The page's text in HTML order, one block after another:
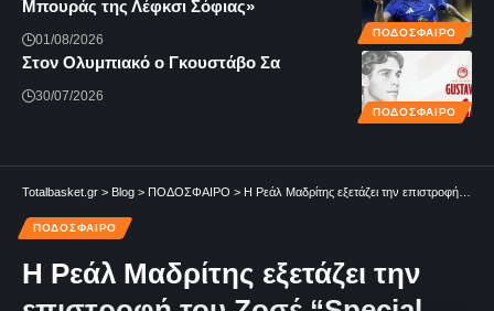
ΠΟΔΟΣΦΑΙΡΟ
Μπουράς της Λέφκσι Σόφιας»
01/08/2026
ΠΟΔΟΣΦΑΙΡΟ
Στον Ολυμπιακό ο Γκουστάβο Σα
30/07/2026
Totalbasket.gr > Blog > ΠΟΔΟΣΦΑΙΡΟ > Η Ρεάλ Μαδρίτης εξετάζει την επιστροφή του Ζοσέ “Special One” Μουρίνιο
ΠΟΔΟΣΦΑΙΡΟ
Η Ρεάλ Μαδρίτης εξετάζει την